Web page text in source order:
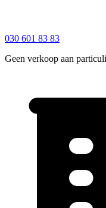
030 601 83 83
Geen verkoop aan